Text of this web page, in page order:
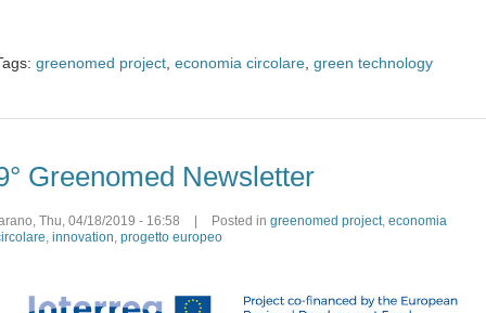
greenomed project economia circolare green technology
Greenomed Newsletter
, Thu, 04/18/2019 - 16:58 | Posted in greenomed project, economia
, innovation, progetto europeo